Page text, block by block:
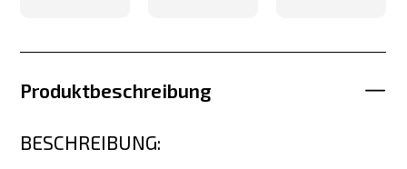
Produktbeschreibung
BESCHREIBUNG: